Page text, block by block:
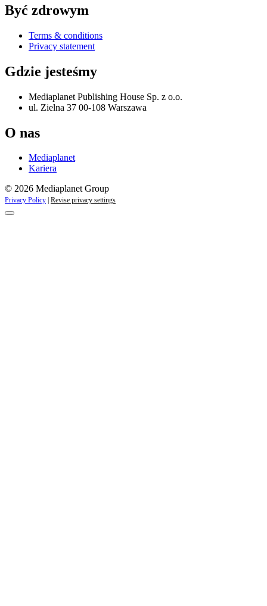
Być zdrowym
Terms & conditions
Privacy statement
Gdzie jesteśmy
Mediaplanet Publishing House Sp. z o.o.
ul. Zielna 37 00-108 Warszawa
O nas
Mediaplanet
Kariera
© 2026 Mediaplanet Group
Privacy Policy Revise privacy settings